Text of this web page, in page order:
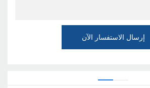
إرسال الاستفسار الآن